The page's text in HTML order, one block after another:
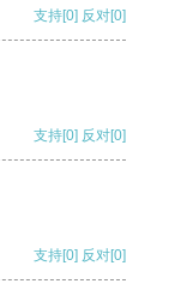
支持[0] 反对[0]
支持[0] 反对[0]
支持[0] 反对[0]